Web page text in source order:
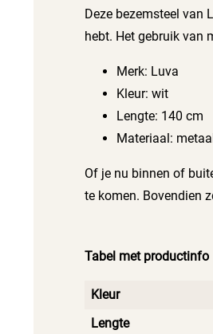
Deze bezemsteel van
hebt. Het gebruik van
Merk: Luva
Kleur: wit
Lengte: 140 cm
Materiaal:
Of je nu binnen of
te komen. Bovendien
Tabel met productinfo
Kleur
Lengte